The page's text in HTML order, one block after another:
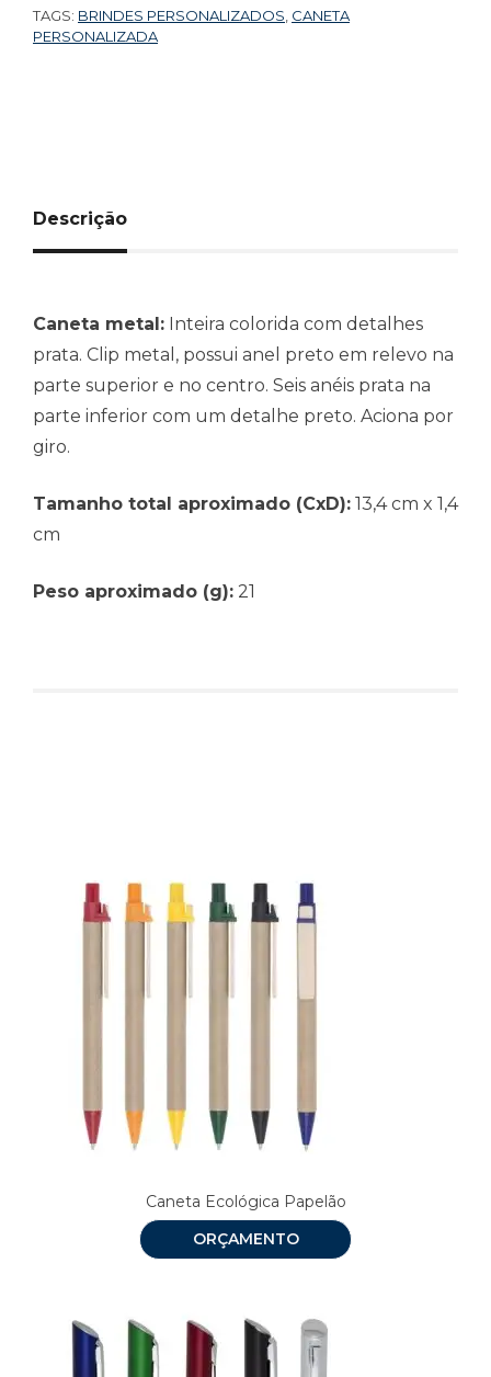
TAGS: BRINDES PERSONALIZADOS CANETA
PERSONALIZADA
Descrição
Caneta metal: Inteira colorida com detalhes
prata. Clip metal, possui anel preto em relevo na
parte superior e no centro. Seis anéis prata na
parte inferior com um detalhe preto. Aciona por
giro.
Tamanho total aproximado (CxD): 13,4 cm x 1,4
cm
Peso aproximado (g): 21
Caneta Ecológica Papelão
ORÇAMENTO